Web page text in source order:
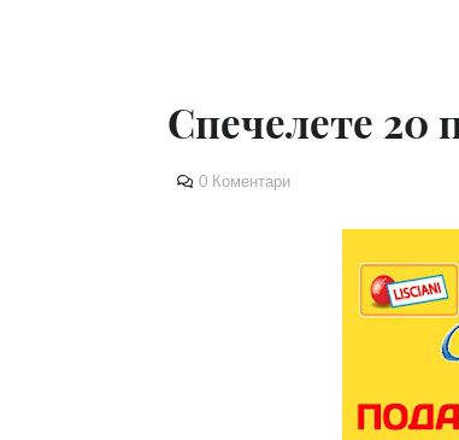
Спечелете 20
0 Коментари